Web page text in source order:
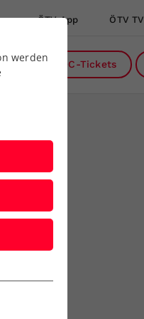
ÖTV App ÖTV TV
DC-Tickets
werden